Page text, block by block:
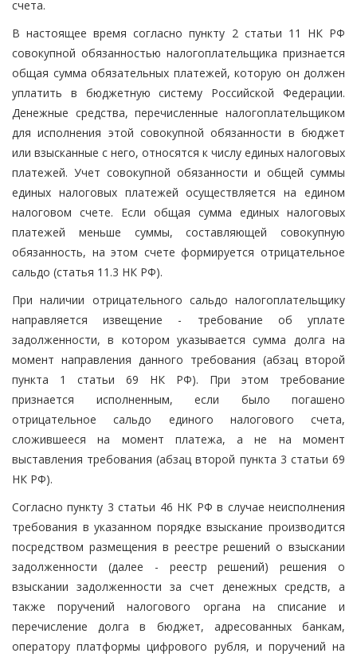
счета.
В настоящее время согласно пункту 2 статьи 11 НК РФ
совокупной обязанностью налогоплательщика признается
общая сумма обязательных платежей, которую он должен
уплатить в бюджетную систему Российской Федерации.
Денежные средства, перечисленные налогоплательщиком
для исполнения этой совокупной обязанности в бюджет
или взысканные с него, относятся к числу единых налоговых
платежей. Учет совокупной обязанности и общей суммы
единых налоговых платежей осуществляется на едином
налоговом счете. Если общая сумма единых налоговых
платежей меньше суммы, составляющей совокупную
обязанность, на этом счете формируется отрицательное
сальдо (статья 11.3 НК РФ).
При наличии отрицательного сальдо налогоплательщику
направляется извещение - требование об уплате
задолженности, в котором указывается сумма долга на
момент направления данного требования (абзац второй
пункта 1 статьи 69 НК РФ). При этом требование
признается исполненным, если было погашено
отрицательное сальдо единого налогового счета,
сложившееся на момент платежа, а не на момент
выставления требования (абзац второй пункта 3 статьи 69
НК РФ).
Согласно пункту 3 статьи 46 НК РФ в случае неисполнения
требования в указанном порядке взыскание производится
посредством размещения в реестре решений о взыскании
задолженности (далее - реестр решений) решения о
взыскании задолженности за счет денежных средств, а
также поручений налогового органа на списание и
перечисление долга в бюджет, адресованных банкам,
оператору платформы цифрового рубля, и поручений на